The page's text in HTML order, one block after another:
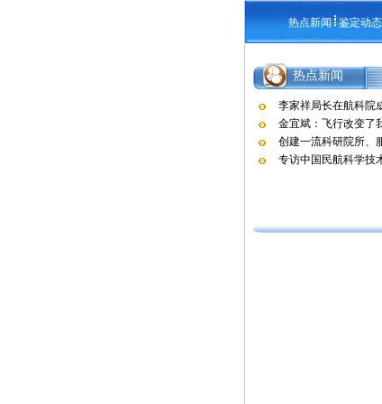
热点新闻 鉴定动态
热点新闻
李家祥局长在航科院
金宜斌：飞行改变了
创建一流科研院所
专访中国民航科学技